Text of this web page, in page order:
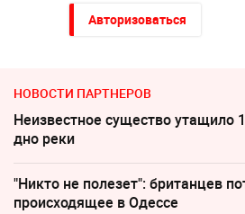
Авторизоваться
НОВОСТИ ПАРТНЕРОВ
Неизвестное существо утащило
дно реки
"Никто не полезет": британцев
происходящее в Одессе